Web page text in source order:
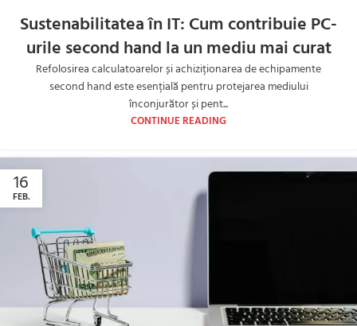
Sustenabilitatea în IT: Cum contribuie PC-
urile second hand la un mediu mai curat
Refolosirea calculatoarelor și achiziționarea de echipamente
second hand este esențială pentru protejarea mediului
înconjurător și pent...
CONTINUE READING
16
FEB.